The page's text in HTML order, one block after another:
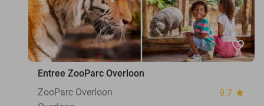
favorite_border
Entree ZooParc Overloon
ZooParc Overloon
9.7 star